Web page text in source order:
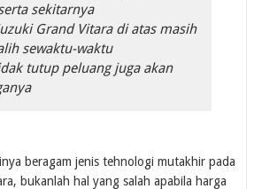
sekitarnya
Grand Vitara di atas masih
sewaktu-waktu
tutup peluang juga akan
jenis tehnologi mutakhir pada
bukanlah hal yang salah apabila harga